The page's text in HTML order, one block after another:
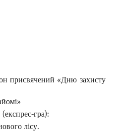
присвячений «Дню захисту
гра):
лісу.